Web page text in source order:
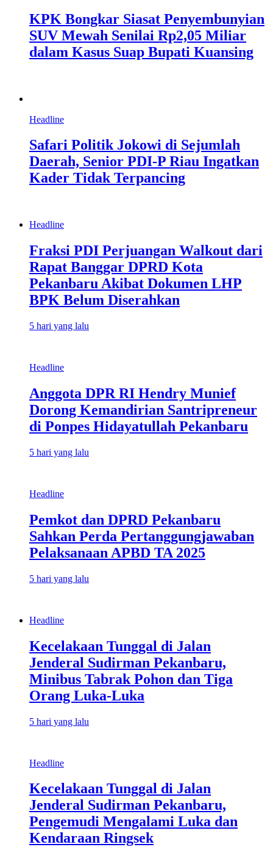
KPK Bongkar Siasat Penyembunyian
SUV Mewah Senilai Rp2,05 Miliar
dalam Kasus Suap Bupati Kuansing
Headline
Safari Politik Jokowi di Sejumlah
Daerah, Senior PDI-P Riau Ingatkan
Kader Tidak Terpancing
Headline
Fraksi PDI Perjuangan Walkout dari
Rapat Banggar DPRD Kota
Pekanbaru Akibat Dokumen LHP
BPK Belum Diserahkan
5 hari yang lalu
Headline
Anggota DPR RI Hendry Munief
Dorong Kemandirian Santripreneur
di Ponpes Hidayatullah Pekanbaru
5 hari yang lalu
Headline
Pemkot dan DPRD Pekanbaru
Sahkan Perda Pertanggungjawaban
Pelaksanaan APBD TA 2025
5 hari yang lalu
Headline
Kecelakaan Tunggal di Jalan
Jenderal Sudirman Pekanbaru,
Minibus Tabrak Pohon dan Tiga
Orang Luka-Luka
5 hari yang lalu
Headline
Kecelakaan Tunggal di Jalan
Jenderal Sudirman Pekanbaru,
Pengemudi Mengalami Luka dan
Kendaraan Ringsek